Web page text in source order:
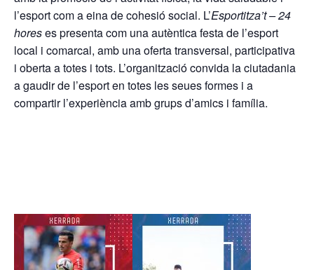
l’esport com a eina de cohesió social. L’Esportitza’t – 24
horeses presenta com una autèntica festa de l’esport
local i comarcal, amb una oferta transversal, participativa
i oberta a totes i tots. L’organització convida la ciutadania
a gaudir de l’esport en totes les seues formes i a
compartir l’experiència amb grups d’amics i família.